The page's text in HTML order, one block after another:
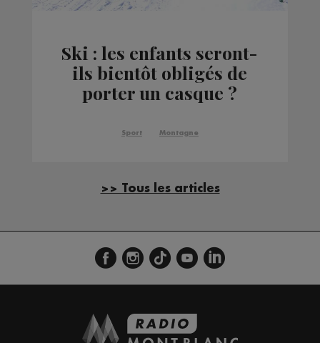
Ski : les enfants seront-
ils bientôt obligés de
porter un casque ?
Sport Montagne
>> Tous les articles